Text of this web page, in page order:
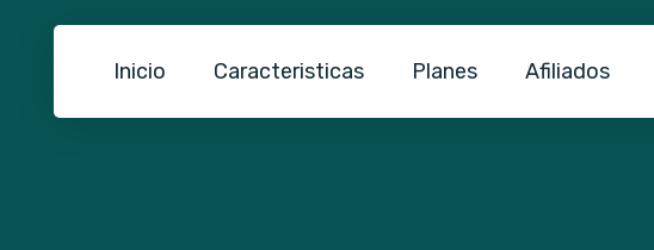
Inicio Caracteristicas Planes Afiliados